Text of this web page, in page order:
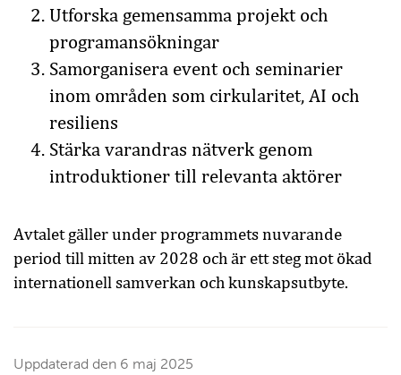
Utforska gemensamma projekt och
programansökningar
Samorganisera event och seminarier
inom områden som cirkularitet, AI och
resiliens
Stärka varandras nätverk genom
introduktioner till relevanta aktörer
Avtalet gäller under programmets nuvarande
period till mitten av 2028 och är ett steg mot ökad
internationell samverkan och kunskapsutbyte.
Uppdaterad den 6 maj 2025